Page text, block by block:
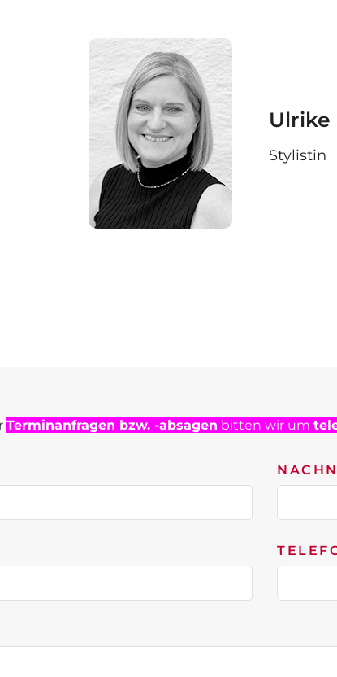
Ulrike
Stylistin
Terminanfragen bzw. -absagen bitten wir um